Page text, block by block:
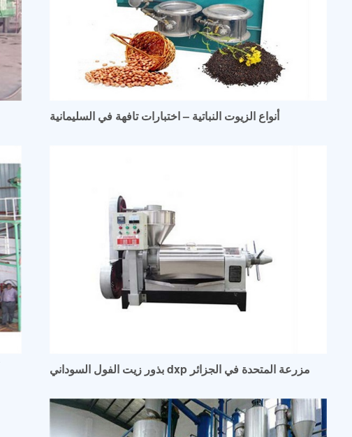
أنواع الزيوت النباتية – اختبارات تافهة في السليمانية
بذور زيت الفول السوداني dxp مزرعة المتحدة في الجزائر